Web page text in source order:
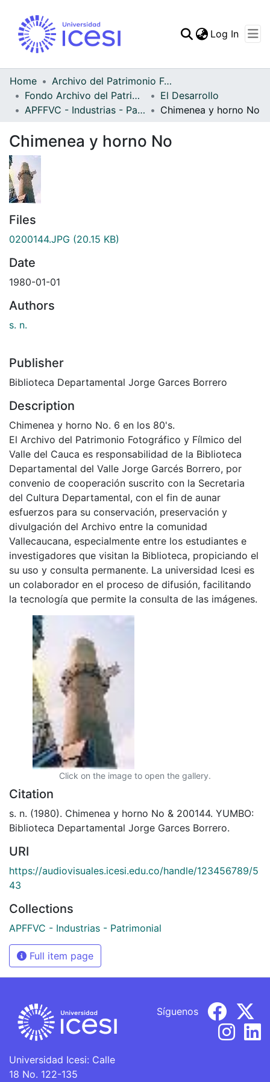
Statistics
Log In
Home
Archivo del Patrimonio Fotográfico y Fílmico del Valle del Cauca
Fondo Archivo del Patrimonio Fotográfico y Fílmico del Valle del Cauca
El Desarrollo
APFFVC - Industrias - Patrimonial
Chimenea y horno No
Chimenea y horno No
Files
0200144.JPG (20.15 KB)
Date
1980-01-01
Authors
s. n.
Publisher
Biblioteca Departamental Jorge Garces Borrero
Description
Chimenea y horno No. 6 en los 80's.
El Archivo del Patrimonio Fotográfico y Fílmico del
Valle del Cauca es responsabilidad de la Biblioteca
Departamental del Valle Jorge Garcés Borrero, por
convenio de cooperación suscrito con la Secretaria
del Cultura Departamental, con el fin de aunar
esfuerzos para su conservación, preservación y
divulgación del Archivo entre la comunidad
Vallecaucana, especialmente entre los estudiantes e
investigadores que visitan la Biblioteca, propiciando el
su uso y consulta permanente. La universidad Icesi es
un colaborador en el proceso de difusión, facilitando
la tecnología que permite la consulta de las imágenes.
Click on the image to open the gallery.
Citation
s. n. (1980). Chimenea y horno No & 200144. YUMBO:
Biblioteca Departamental Jorge Garces Borrero.
URI
https://audiovisuales.icesi.edu.co/handle/123456789/5
43
Collections
APFFVC - Industrias - Patrimonial
Full item page
Universidad Icesi: Calle
18 No. 122-135
Síguenos